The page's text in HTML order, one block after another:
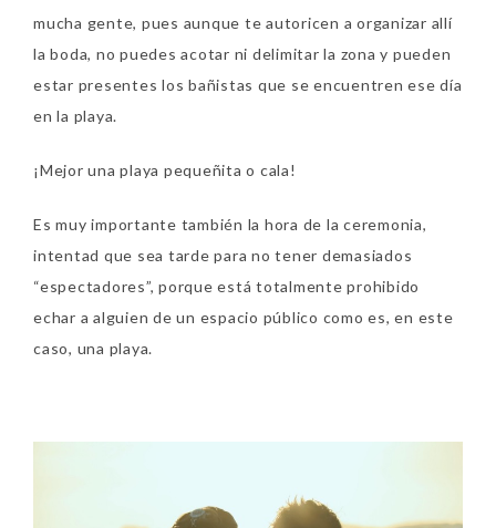
mucha gente, pues aunque te autoricen a organizar allí
la boda, no puedes acotar ni delimitar la zona y pueden
estar presentes los bañistas que se encuentren ese día
en la playa.
¡Mejor una playa pequeñita o cala!
Es muy importante también la hora de la ceremonia,
intentad que sea tarde para no tener demasiados
“espectadores”, porque está totalmente prohibido
echar a alguien de un espacio público como es, en este
caso, una playa.